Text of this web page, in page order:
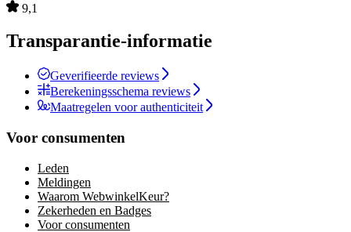
9,1
Transparantie-informatie
Geverifieerde reviews
Berekeningsschema reviews
Maatregelen voor authenticiteit
Voor consumenten
Leden
Meldingen
Waarom WebwinkelKeur?
Zekerheden en Badges
Voor consumenten